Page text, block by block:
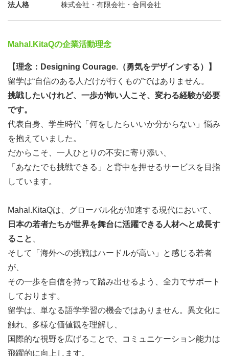
法人格
株式会社・有限会社・合同会社
Mahal.KitaQの企業活動理念
【理念：Designing Courage.（勇気をデザインする）】
留学は“自信のある人だけが行くもの”ではありません。
挑戦したいけれど、一歩が怖い人こそ、変わる経験が必要
です。
代表自身、学生時代「何をしたらいいか分からない」悩み
を抱えていました。
だからこそ、一人ひとりの不安に寄り添い、
「あなたでも挑戦できる」と背中を押せるサービスを目指
しています。
Mahal.KitaQは、グローバル化が加速する現代において、
日本の若者たちが世界を舞台に活躍できる人材へと成長す
ること
そして「海外への挑戦はハードルが高い」と感じる若者
が、
その一歩を自信を持って踏み出せるよう、全力でサポート
しております。
留学は、単なる語学学習の機会ではありません。異文化に
触れ、多様な価値観を理解し、
国際的な視野を広げることで、コミュニケーション能力は
飛躍的に向上します。